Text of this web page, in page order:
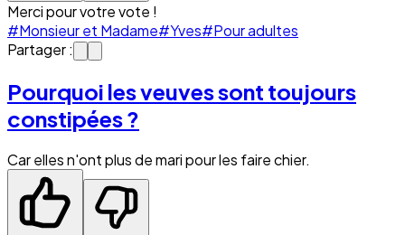
Merci pour votre vote !
#Monsieur et Madame#Yves#Pour adultes
Partager :
Pourquoi les veuves sont toujours
constipées ?
Car elles n'ont plus de mari pour les faire chier.